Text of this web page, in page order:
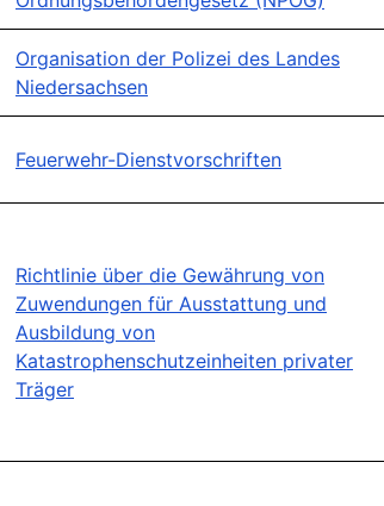
Organisation der Polizei des Landes
Niedersachsen
Feuerwehr-Dienstvorschriften
Richtlinie über die Gewährung von
Zuwendungen für Ausstattung und
Ausbildung von
Katastrophenschutzeinheiten privater
Träger